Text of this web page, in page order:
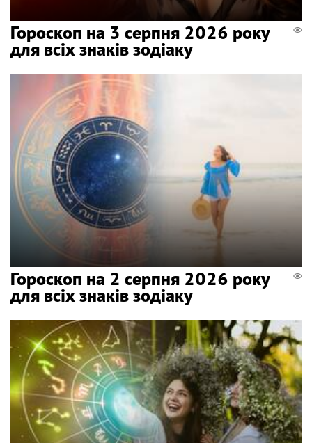
Гороскоп на 3 серпня 2026 року
для всіх знаків зодіаку
Гороскоп на 2 серпня 2026 року
для всіх знаків зодіаку